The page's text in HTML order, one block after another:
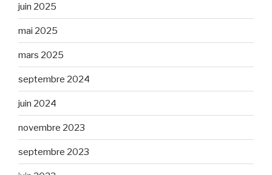
juin 2025
mai 2025
mars 2025
septembre 2024
juin 2024
novembre 2023
septembre 2023